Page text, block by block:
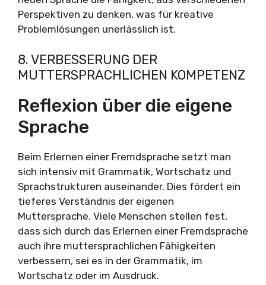
Perspektiven zu denken, was für kreative
Problemlösungen unerlässlich ist.
8. VERBESSERUNG DER
MUTTERSPRACHLICHEN KOMPETENZ
Reflexion über die eigene
Sprache
Beim Erlernen einer Fremdsprache setzt man
sich intensiv mit Grammatik, Wortschatz und
Sprachstrukturen auseinander. Dies fördert ein
tieferes Verständnis der eigenen
Muttersprache. Viele Menschen stellen fest,
dass sich durch das Erlernen einer Fremdsprache
auch ihre muttersprachlichen Fähigkeiten
verbessern, sei es in der Grammatik, im
Wortschatz oder im Ausdruck.